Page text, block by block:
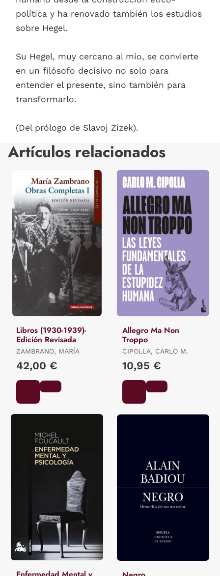
política y ha renovado también los estudios
sobre Hegel.
Su Hegel, muy cercano al mío, se convierte
en un filósofo decisivo no solo para
entender el presente, sino también para
transformarlo.
(Del prólogo de Slavoj Zizek).
Artículos relacionados
Libros (1930-1939)-
Edición Revisada
ZAMBRANO, MARÍA
42,00 €
Allegro Ma Non
Troppo
CIPOLLA, CARLO M.
10,95 €